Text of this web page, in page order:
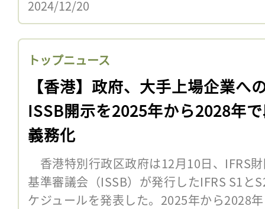
2024/12/20
トップニュース
【香港】政府、大手上場企業へ
ISSB開示を2025年から2028年
義務化
香港特別行政区政府は12月10日、IFRS
基準審議会（ISSB）が発行したIFRS S1と
ケジュールを発表した。2025年から2028